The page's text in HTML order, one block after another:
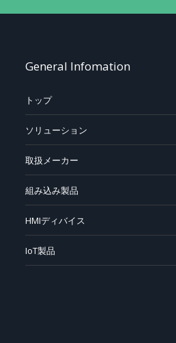
General Infomation
トップ
ソリューション
取扱メーカー
組み込み製品
HMIディバイス
IoT製品